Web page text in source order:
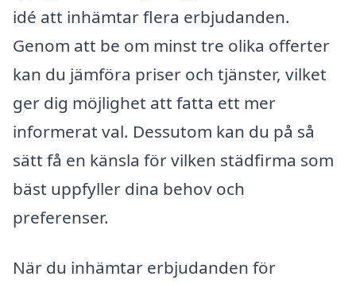
idé att inhämtar flera erbjudanden.
Genom att be om minst tre olika offerter
kan du jämföra priser och tjänster, vilket
ger dig möjlighet att fatta ett mer
informerat val. Dessutom kan du på så
sätt få en känsla för vilken städfirma som
bäst uppfyller dina behov och
preferenser.
När du inhämtar erbjudanden för